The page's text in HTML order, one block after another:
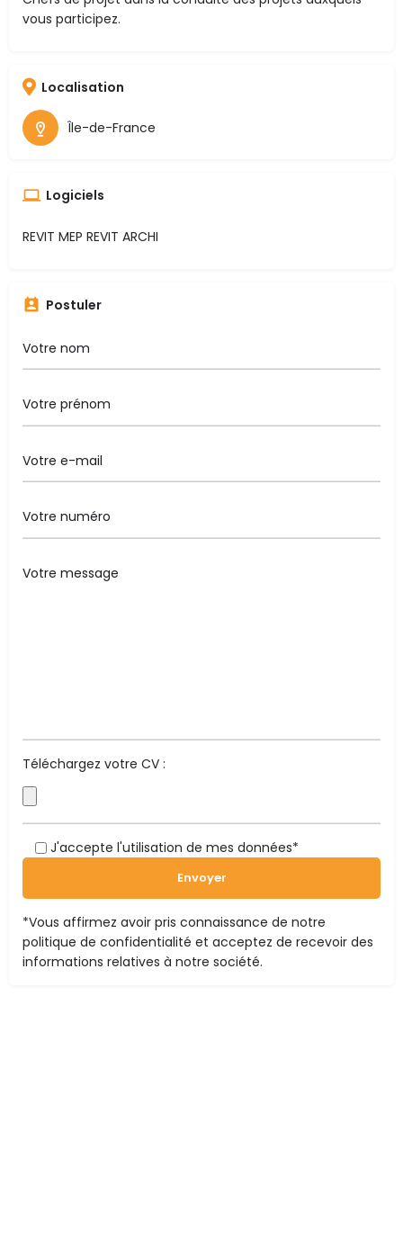
vous participez.
Localisation
Île-de-France
Logiciels
REVIT MEP REVIT ARCHI
Postuler
Téléchargez votre CV :
J'accepte l'utilisation de mes données*
*Vous affirmez avoir pris connaissance de notre
politique de confidentialité et acceptez de recevoir des
informations relatives à notre société.